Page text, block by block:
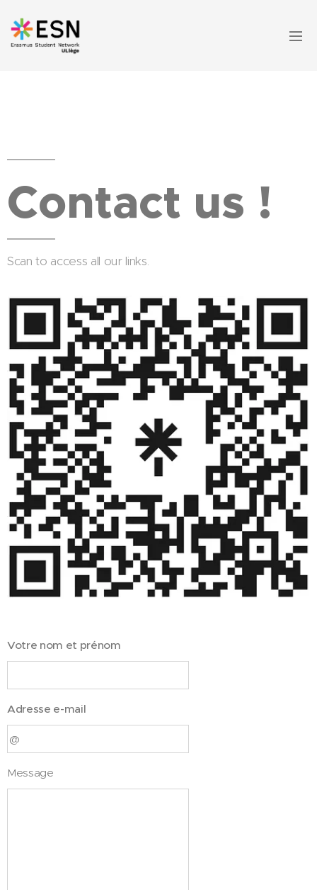
Contact us !
Scan to access all our links.
Votre nom et prénom
Adresse e-mail
Message